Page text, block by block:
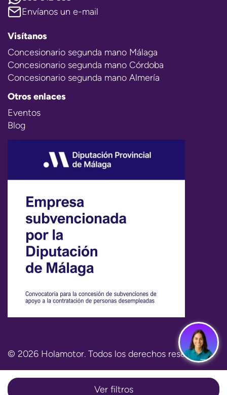
Ver filtros
Envíanos un e-mail
Visítanos
Concesionario segunda mano Málaga
Concesionario segunda mano Córdoba
Concesionario segunda mano Almería
Otros enlaces
Eventos
Blog
© 2026 Holamotor. Todos los derechos reservados.
Política de cookies Términos y condiciones